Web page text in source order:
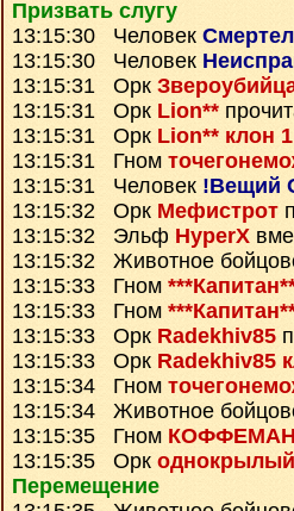
Призвать слугу
13:15:30 Человек
13:15:30 Человек
13:15:31 Орк
13:15:31 Орк Lion**
13:15:31 Орк Lion** клон 1
13:15:31 Гном
13:15:31 Человек !Вещий
13:15:32 Орк Мефистрот
13:15:32 Эльф HyperX
13:15:32 Животное
13:15:33 Гном
13:15:33 Гном
13:15:33 Орк Radekhiv85
13:15:33 Орк Radekhiv85
13:15:34 Гном
13:15:34 Животное
13:15:35 Гном КОФФЕМАН
13:15:35 Орк однокрылый
Перемещение